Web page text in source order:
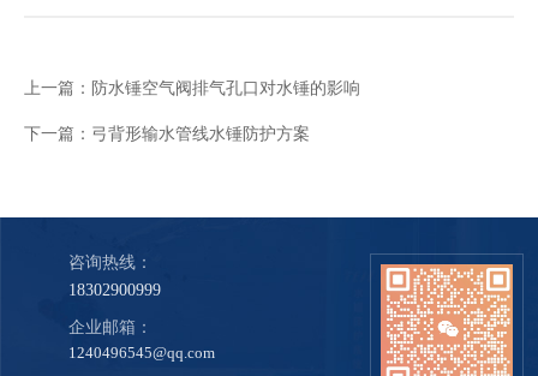
上一篇： 防水锤空气阀排气孔口对水锤的影响
下一篇： 弓背形输水管线水锤防护方案
咨询热线：
18302900999
企业邮箱：
1240496545@qq.com